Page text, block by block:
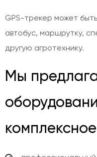
GPS-трекер может
автобус, маршрутку,
другую агротехнику.
Мы